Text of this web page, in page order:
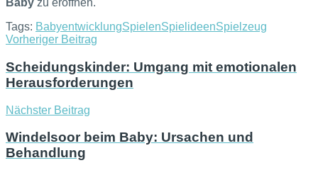
Baby zu eröffnen.
Tags: BabyentwicklungSpielenSpielideenSpielzeug
Vorheriger Beitrag
Scheidungskinder: Umgang mit emotionalen
Herausforderungen
Nächster Beitrag
Windelsoor beim Baby: Ursachen und
Behandlung